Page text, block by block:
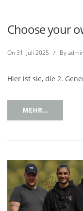
Choose your
On 31. Juli 2025 / By
Hier ist sie, die 2.
MEHR...